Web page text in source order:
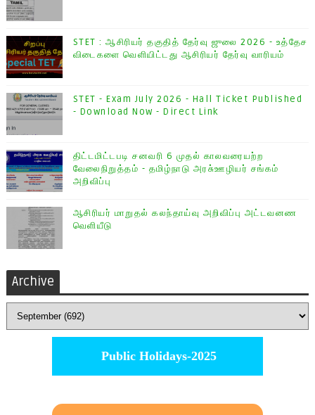
STET : ஆசிரியர் தகுதித் தேர்வு ஜுலை 2026 - உத்தேச
விடைகளை வெளியிட்டது ஆசிரியர் தேர்வு வாரியம்
STET - Exam July 2026 - Hall Ticket Published
- Download Now - Direct Link
திட்டமிட்டபடி சனவரி 6 முதல் காலவரையற்ற
வேலைநிறுத்தம் - தமிழ்நாடு அரசு்ஊழியர் சங்கம்
அறிவிப்பு
ஆசிரியர் மாறுதல் கலந்தாய்வு அறிவிப்பு அட்டவனண
வெளியீடு
Archive
Public Holidays-2025